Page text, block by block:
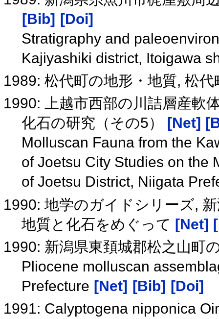
[Bib]
[Doi]
Stratigraphy and
Kajiyashiki district, Itoigawa
1989: 松代町の地形・地質, 松
1990: 上越市西部の川詰層産軟
化石の研究（その5）
[Net]
Molluscan Fauna from the
of Joetsu City Studies on the
of Joetsu District, Niigata
1990: 地学のガイドシリーズ,
地質と化石をめぐって [Net]
1990: 新潟県東頚城郡松之山町
Pliocene molluscan
Prefecture [Net] [Bib] [Doi]
1991: Calyptogena nipponica